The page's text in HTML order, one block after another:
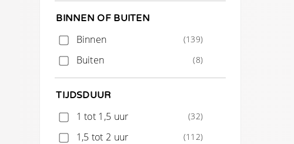
BINNEN OF BUITEN
Binnen (139)
Buiten (8)
TIJDSDUUR
1 tot 1,5 uur (32)
1,5 tot 2 uur (112)